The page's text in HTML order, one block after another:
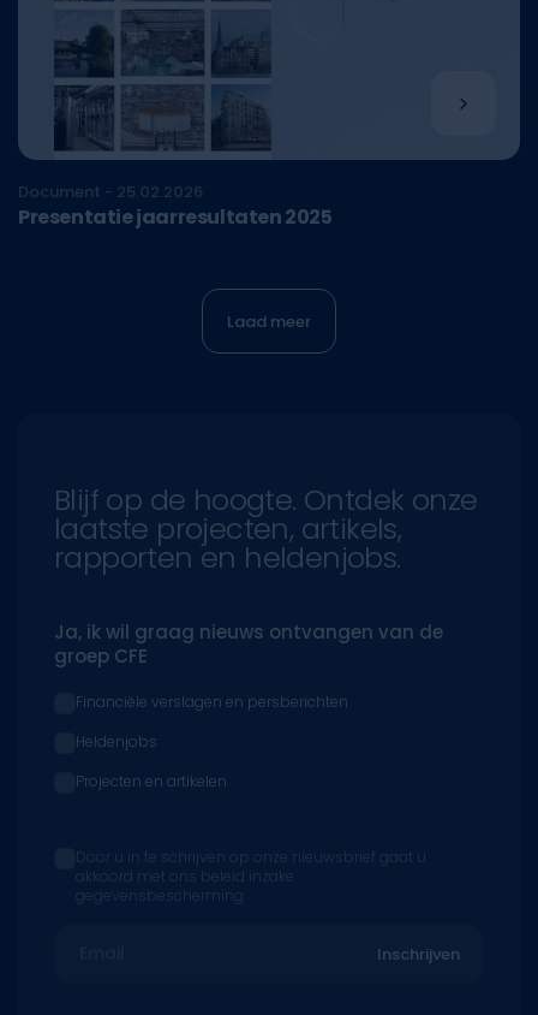
Document - 25.02.2026
Presentatie jaarresultaten 2025
Laad meer
Blijf op de hoogte. Ontdek onze
laatste projecten, artikels,
rapporten en heldenjobs.
Ja, ik wil graag nieuws ontvangen van de
groep CFE
Financiële verslagen en persberichten
Heldenjobs
Projecten en artikelen
Door u in te schrijven op onze nieuwsbrief gaat u
akkoord met ons beleid inzake
gegevensbescherming.
Inschrijven